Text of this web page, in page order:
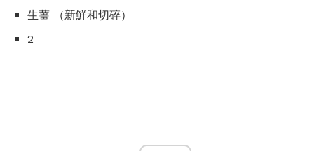
生薑 （新鮮和切碎）
2